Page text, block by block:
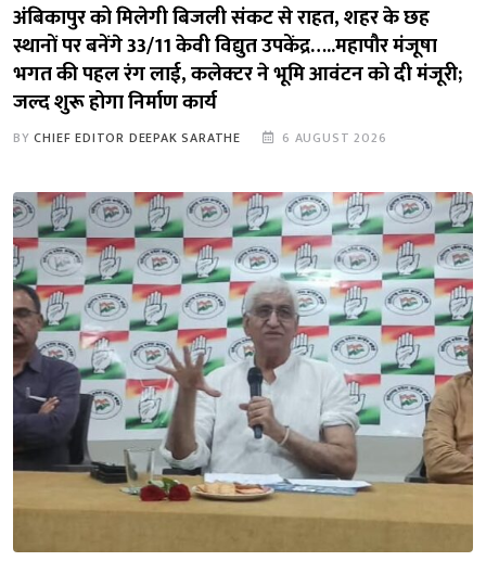
अंबिकापुर को मिलेगी बिजली संकट से राहत, शहर के छह
स्थानों पर बनेंगे 33/11 केवी विद्युत उपकेंद्र…..महापौर मंजूषा
भगत की पहल रंग लाई, कलेक्टर ने भूमि आवंटन को दी मंजूरी;
जल्द शुरू होगा निर्माण कार्य
BYCHIEF EDITOR DEEPAK SARATHE 6 AUGUST 2026